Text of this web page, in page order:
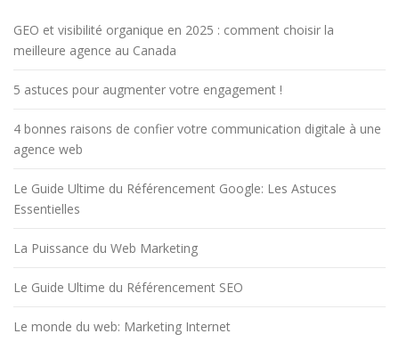
GEO et visibilité organique en 2025 : comment choisir la
meilleure agence au Canada
5 astuces pour augmenter votre engagement !
4 bonnes raisons de confier votre communication digitale à une
agence web
Le Guide Ultime du Référencement Google: Les Astuces
Essentielles
La Puissance du Web Marketing
Le Guide Ultime du Référencement SEO
Le monde du web: Marketing Internet